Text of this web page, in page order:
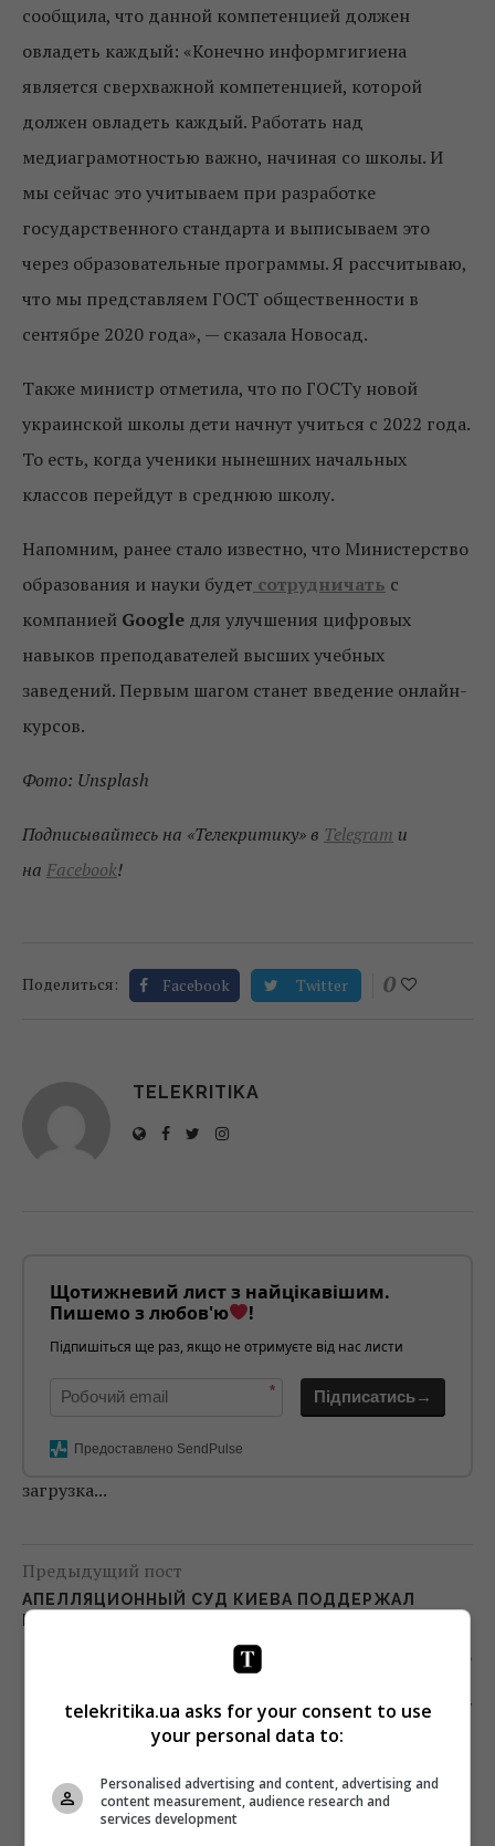
сообщила, что данной компетенцией должен
овладеть каждый: «Конечно информгигиена
является сверхважной компетенцией, которой
должен овладеть каждый. Работать над
медиаграмотностью важно, начиная со школы. И
мы сейчас это учитываем при разработке
государственного стандарта и выписываем это
через образовательные программы. Я рассчитываю,
что мы представляем ГОСТ общественности в
сентябре 2020 года», — сказала Новосад.
Также министр отметила, что по ГОСТу новой
украинской школы дети начнут учиться с 2022 года.
То есть, когда ученики нынешних начальных
классов перейдут в среднюю школу.
Напомним, ранее стало известно, что Министерство
образования и науки будет сотрудничать с
компанией Google для улучшения цифровых
навыков преподавателей высших учебных
заведений. Первым шагом станет введение онлайн-
курсов.
Фото: Unsplash
Подписывайтесь на «Телекритику» в Telegram и
на Facebook!
Поделиться: Facebook Twitter 0
TELEKRITIKA
Щотижневий лист з найцікавішим.
Пишемо з любов'ю
!
Підпишіться ще раз, якщо не отримуєте від нас листи
* Підписатись→
Предоставлено SendPulse
загрузка...
Предыдущий пост
АПЕЛЛЯЦИОННЫЙ СУД КИЕВА ПОДДЕРЖАЛ
БЛОКИРОВКУ 17 УКРАИНСКИХ САЙТОВ
Следующий пост
СТБ ПО ИЗРАИЛЬСКОМУ ФОРМАТУ
telekritika.ua asks for your consent to use
your personal data to:
Personalised advertising and content, advertising and
content measurement, audience research and
services development